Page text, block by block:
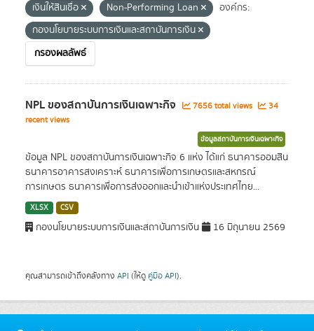
เงินให้สินเชื่อ
Non-Performing Loan
องค์กร:
กองนโยบายระบบการเงินและสถาบันการเงิน
กรองผลลัพธ์
NPL ของสถาบันการเงินเฉพาะกิจ 7656 total views
34
recent views
ข้อมูลสถาบันการเงินเฉพาะกิจ
ข้อมูล NPL ของสถาบันการเงินเฉพาะกิจ 6 แห่ง ได้แก่ ธนาคารออมสิน
ธนาคารอาคารสงเคราะห์ ธนาคารเพื่อการเกษตรและสหกรณ์
การเกษตร ธนาคารเพื่อการส่งออกและนำเข้าแห่งประเทศไทย...
XLSX CSV
กองนโยบายระบบการเงินและสถาบันการเงิน 16 มิถุนายน 2569
คุณสามารถเข้าถึงคลังทาง API (ให้ดู คู่มือ API).